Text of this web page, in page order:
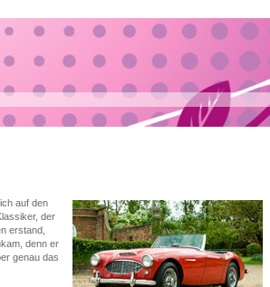
auf den
der
erstand,
denn er
genau das